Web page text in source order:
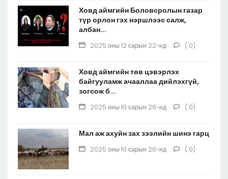
Ховд аймгийн Боловсролын газар
түр орлон гэх нэршлээс салж,
албан...
2025 оны 12 сарын 22-нд ( 0)
Ховд аймгийн төв цэвэрлэх
байгууламж ачааллаа дийлэхгүй,
зогсож б...
2025 оны 10 сарын 26-нд ( 0)
Мал аж ахуйн зах зээлийн шинэ гарц
2025 оны 10 сарын 26-нд ( 0)